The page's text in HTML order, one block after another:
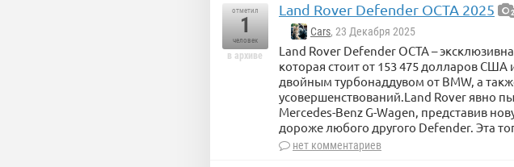
отметил
1
человек
в архиве
Land Rover Defender OCTA 2025 2
Cars, 23 Декабря 2025
Land Rover Defender OCTA –
которая стоит от 153 475 долларов
двойным турбонаддувом от BMW, а
усовершенствований.Land Rover явно
Mercedes-Benz G-Wagen, представив
дороже любого другого Defender. Эта
нет комментариев